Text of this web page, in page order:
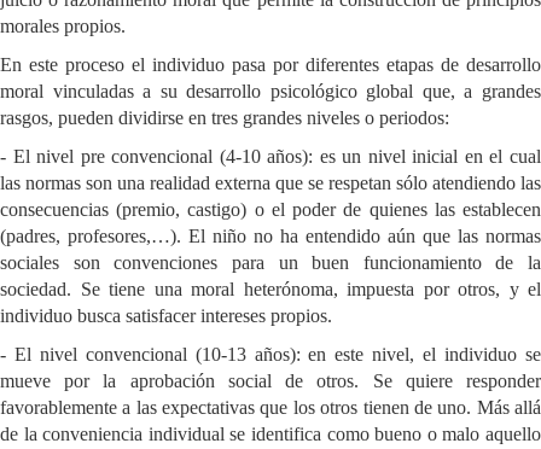
morales propios.
En este proceso el individuo pasa por diferentes etapas de desarrollo
moral vinculadas a su desarrollo psicológico global que, a grandes
rasgos, pueden dividirse en tres grandes niveles o periodos:
- El nivel pre convencional (4-10 años): es un nivel inicial en el cual
las normas son una realidad externa que se respetan sólo atendiendo las
consecuencias (premio, castigo) o el poder de quienes las establecen
(padres, profesores,…). El niño no ha entendido aún que las normas
sociales son convenciones para un buen funcionamiento de la
sociedad. Se tiene una moral heterónoma, impuesta por otros, y el
individuo busca satisfacer intereses propios.
- El nivel convencional (10-13 años): en este nivel, el individuo se
mueve por la aprobación social de otros. Se quiere responder
favorablemente a las expectativas que los otros tienen de uno. Más allá
de la conveniencia individual se identifica como bueno o malo aquello